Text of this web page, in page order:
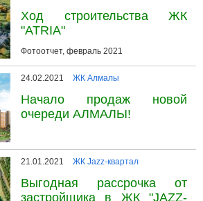
Ход строительства ЖК
"ATRIA"
Фотоотчет, февраль 2021
24.02.2021 ЖК Алмалы
Начало продаж новой
очереди АЛМАЛЫ!
21.01.2021 ЖК Jazz-квартал
Выгодная рассрочка от
застройщика в ЖК "JAZZ-